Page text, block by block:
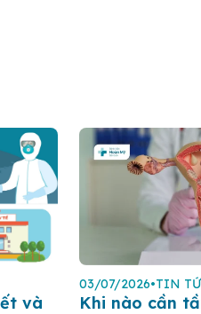
và
03/07/2026•TIN
Khi nào cần